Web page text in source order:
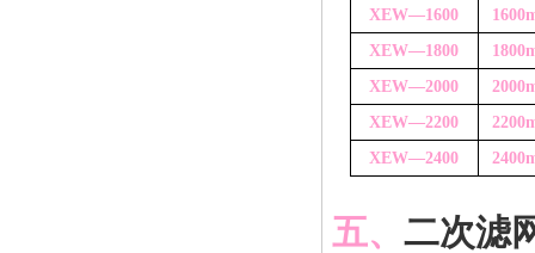
XEW—1600
XEW—1800
XEW—2000
XEW—2200
XEW—2400 24
五、 二次滤